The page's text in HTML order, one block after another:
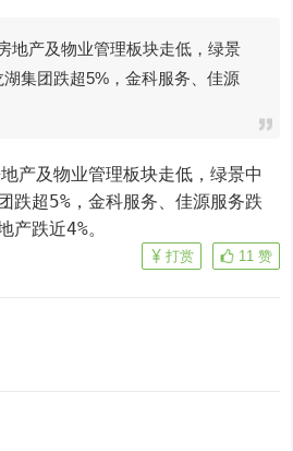
地产及物业管理板块走低，绿景
集团跌超5%，金科服务、佳源
产及物业管理板块走低，绿景中
跌超5%，金科服务、佳源服务跌
产跌近4%。
11 赞
打赏